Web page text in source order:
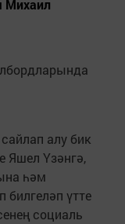
Михаил
алу бик
Яшел Үзәнгә,
һәм
үтте
социаль